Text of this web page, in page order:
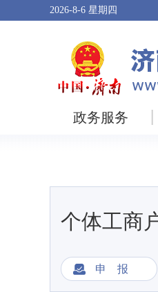
2026-8-6 星期四
政务服务
个体工商
申 报